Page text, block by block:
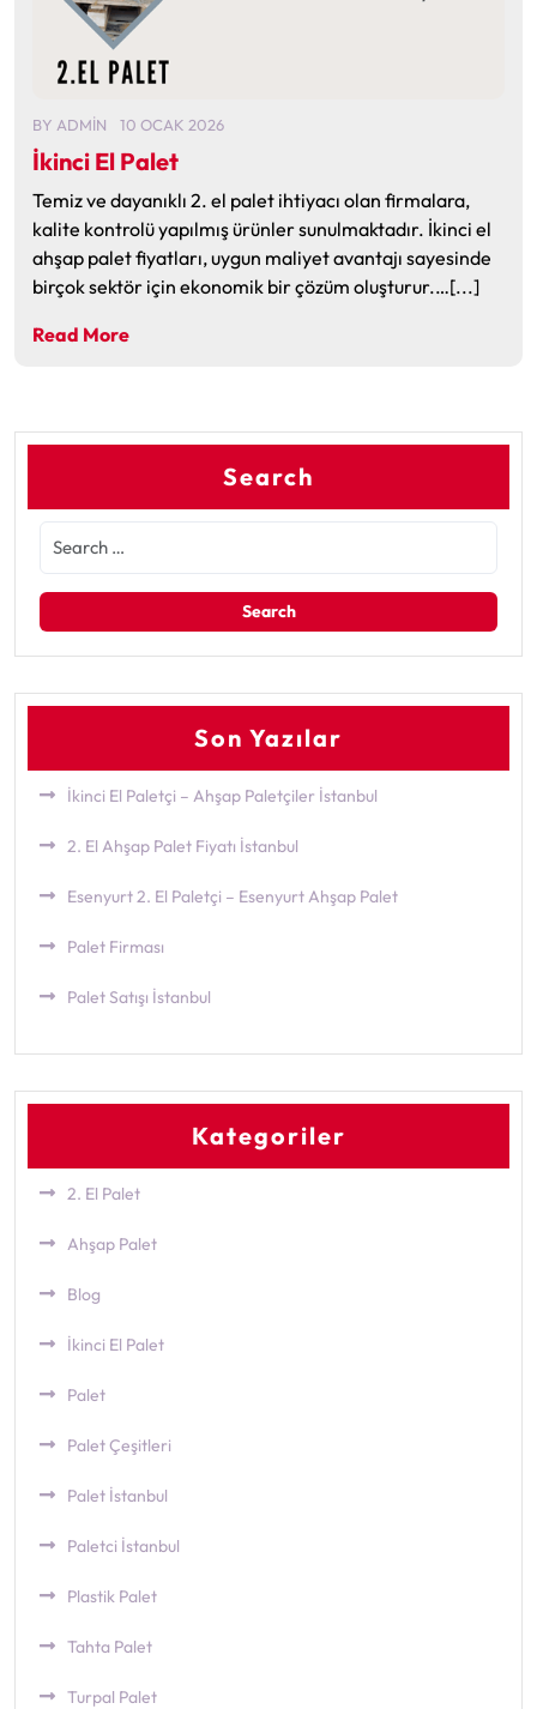
BY ADMIN 10 OCAK 2026
İkinci El Palet
Temiz ve dayanıklı 2. el palet ihtiyacı olan firmalara,
kalite kontrolü yapılmış ürünler sunulmaktadır. İkinci el
ahşap palet fiyatları, uygun maliyet avantajı sayesinde
birçok sektör için ekonomik bir çözüm oluşturur.…[...]
Read More
Search
Son Yazılar
İkinci El Paletçi – Ahşap Paletçiler İstanbul
2. El Ahşap Palet Fiyatı İstanbul
Esenyurt 2. El Paletçi – Esenyurt Ahşap Palet
Palet Firması
Palet Satışı İstanbul
Kategoriler
2. El Palet
Ahşap Palet
Blog
İkinci El Palet
Palet
Palet Çeşitleri
Palet İstanbul
Paletci İstanbul
Plastik Palet
Tahta Palet
Turpal Palet